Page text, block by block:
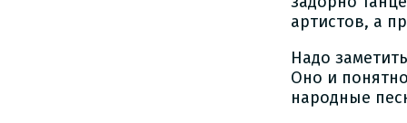
артистов, а
Надо
Оно и
народные